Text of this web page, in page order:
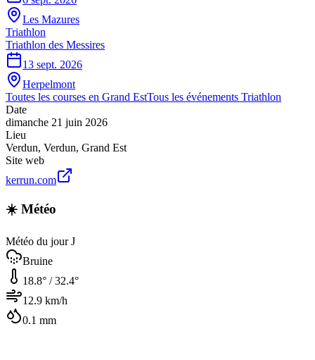
Les Mazures
Triathlon
Triathlon des Messires
13 sept. 2026
Herpelmont
Toutes les courses en Grand EstTous les événements Triathlon
Date
dimanche 21 juin 2026
Lieu
Verdun, Verdun, Grand Est
Site web
kerrun.com
☀️ Météo
Météo du jour J
Bruine
18.8° /32.4°
12.9 km/h
0.1 mm